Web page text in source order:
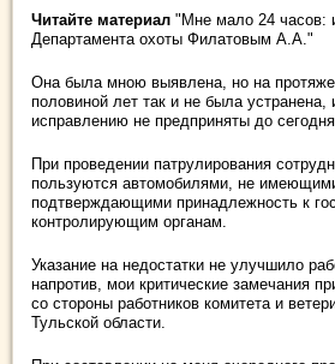
Читайте материал "Мне мало 24 часов:
Департамента охоты Филатовым А.А."
Она была мною выявлена, но на
половиной лет так и не была
исправлению не предприняты до
При проведении патрулирования
пользуются автомобилями, не
подтверждающими принадлежность к
контролирующим органам.
Указание на недостатки не улучшило
напротив, мои критические замечания
со стороны работников комитета и
Тульской области.